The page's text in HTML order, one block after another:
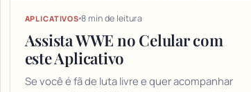
APLICATIVOS 8 min de leitura
Assista WWE no Celular com
este Aplicativo
Se você é fã de luta livre e quer acompanhar